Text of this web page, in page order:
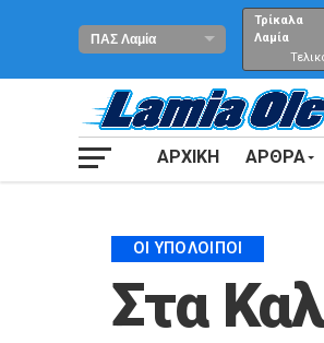
Τρίκαλα
Λαμία
ΑΡΧΙΚΗ ΑΡΘΡΑ
ΟΙ ΥΠΌΛΟΙΠΟΙ
Στα